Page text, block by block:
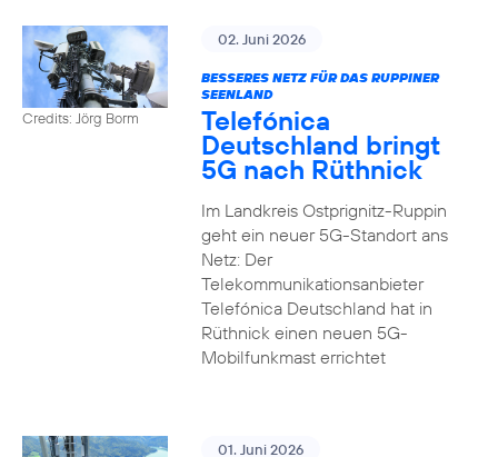
Credits: Jörg Borm
02. Juni 2026
BESSERES NETZ FÜR DAS RUPPINER
SEENLAND
Telefónica
Deutschland bringt
5G nach Rüthnick
Im Landkreis Ostprignitz-Ruppin
geht ein neuer 5G-Standort ans
Netz: Der
Telekommunikationsanbieter
Telefónica Deutschland hat in
Rüthnick einen neuen 5G-
Mobilfunkmast errichtet
01. Juni 2026